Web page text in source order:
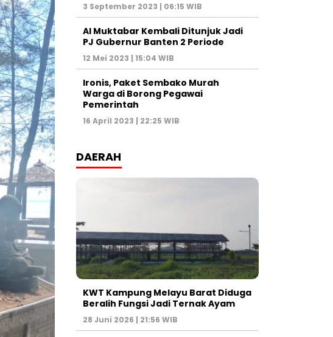
3 September 2023 | 06:15 WIB
Al Muktabar Kembali Ditunjuk Jadi
PJ Gubernur Banten 2 Periode
12 Mei 2023 | 15:04 WIB
Ironis, Paket Sembako Murah
Warga di Borong Pegawai
Pemerintah
16 April 2023 | 22:25 WIB
DAERAH
KWT Kampung Melayu Barat Diduga
Beralih Fungsi Jadi Ternak Ayam
28 Juni 2026 | 21:56 WIB